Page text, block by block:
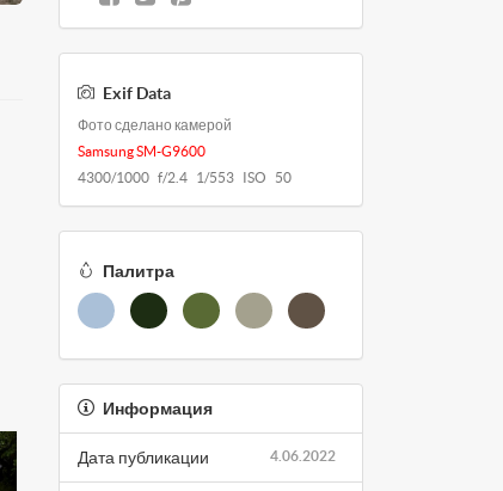
Exif Data
Фото сделано камерой
Samsung SM-G9600
4300/1000 f/2.4 1/553 ISO 50
Палитра
Информация
4.06.2022
Дата публикации